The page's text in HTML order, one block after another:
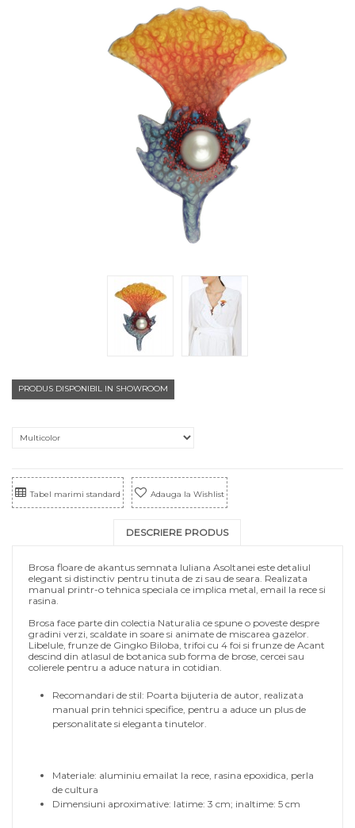
PRODUS DISPONIBIL IN SHOWROOM
Tabel marimi standard Adauga la Wishlist
DESCRIERE PRODUS
Brosa floare de akantus semnata Iuliana Asoltanei este detaliul
elegant si distinctiv pentru tinuta de zi sau de seara. Realizata
manual printr-o tehnica speciala ce implica metal, email la rece si
rasina.
Brosa face parte din colectia Naturalia ce spune o poveste despre
gradini verzi, scaldate in soare si animate de miscarea gazelor.
Libelule, frunze de Gingko Biloba, trifoi cu 4 foi si frunze de Acant
descind din atlasul de botanica sub forma de brose, cercei sau
colierele pentru a aduce natura in cotidian.
Recomandari de stil: Poarta bijuteria de autor, realizata
manual prin tehnici specifice, pentru a aduce un plus de
personalitate si eleganta tinutelor.
Materiale: aluminiu emailat la rece, rasina epoxidica, perla
de cultura
Dimensiuni aproximative: latime: 3 cm; inaltime: 5 cm